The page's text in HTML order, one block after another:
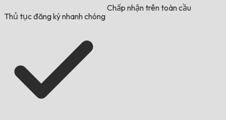
Thủ tục đăng ký nhanh chóng
Chấp nhận trên toàn cầu